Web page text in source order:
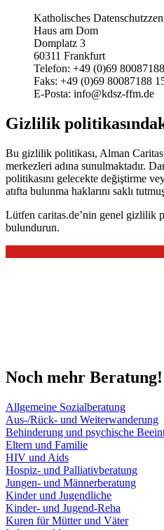
Katholisches
Haus am Dom
Domplatz 3
60311 Frankfurt
Telefon: +49 (0)69
Faks: +49 (0)69 80087188
E-Posta: info@kdsz-ffm.de
Gizlilik
Bu gizlilik politikası, Alman Caritas
merkezleri adına sunulmaktadır.
politikasını gelecekte değiştirme
atıfta bulunma haklarını saklı
Lütfen caritas.de’nin genel gizlilik
bulundurun.
Noch mehr Beratung!
Allgemeine Sozialberatung
Aus-/Rück- und Weiterwanderung
Behinderung und psychische
Eltern und Familie
HIV und Aids
Hospiz- und Palliativberatung
Jungen- und Männerberatung
Kinder und Jugendliche
Kinder- und Jugend-Reha
Kuren für Mütter und Väter